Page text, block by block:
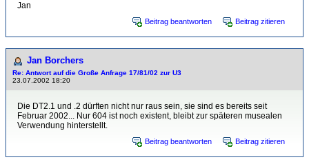
Jan
Beitrag beantworten Beitrag zitieren
Jan Borchers
Re: Antwort auf die Große Anfrage 17/81/02 zur U3
23.07.2002 18:20
Die DT2.1 und .2 dürften nicht nur raus sein, sie sind es bereits seit
Februar 2002... Nur 604 ist noch existent, bleibt zur späteren musealen
Verwendung hinterstellt.
Beitrag beantworten Beitrag zitieren